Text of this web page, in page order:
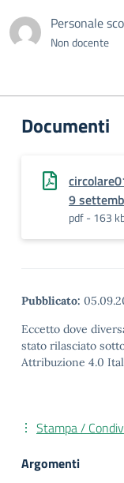
Personale
Non docente
Documenti
9
pdf - 163
Pubblicato:
Eccetto dove
stato rilasciato
Attribuzione 4.0
Stampa /
Argomenti